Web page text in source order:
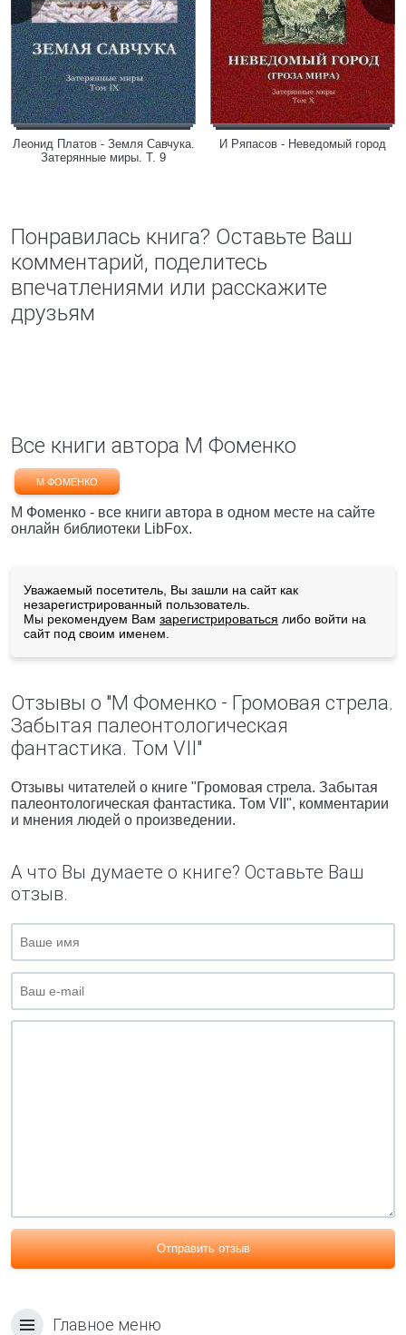
Леонид Платов - Земля Савчука.
Затерянные миры. Т. 9
И Ряпасов - Неведомый город
Понравилась книга? Оставьте Ваш
комментарий, поделитесь
впечатлениями или расскажите
друзьям
Все книги автора М Фоменко
М ФОМЕНКО
М Фоменко - все книги автора в одном месте на сайте
онлайн библиотеки LibFox.
Уважаемый посетитель, Вы зашли на сайт как
незарегистрированный пользователь.
Мы рекомендуем Вам зарегистрироваться либо войти на
сайт под своим именем.
Отзывы о "М Фоменко - Громовая стрела.
Забытая палеонтологическая
фантастика. Том VII"
Отзывы читателей о книге "Громовая стрела. Забытая
палеонтологическая фантастика. Том VII", комментарии
и мнения людей о произведении.
А что Вы думаете о книге? Оставьте Ваш
отзыв.
Отправить отзыв
Главное меню